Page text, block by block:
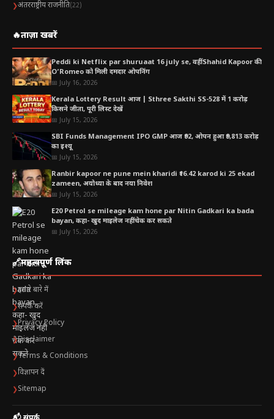
❯अंतरराष्ट्रीय राजनीति(22)
🔥ताज़ा खबरें
Peddi ki Netflix par shuruaat 16 july se, वहीं Shahid Kapoor की
O’Romeo को मिली दमदार ओपनिंग
📅 July 16, 2026
Kerala Lottery Result आज | Sthree Sakthi SS-528 में 1 करोड़
किसने जीता, पूरी लिस्ट देखें
📅 July 15, 2026
SBI Funds Management IPO GMP आज ₹92, ओपन हुआ ₹9,813 करोड़
का इश्यू
📅 July 15, 2026
Ranbir kapoor ne pune mein kharidi ₹16.42 karod ki 25 ekad
zameen, अयोध्या के बाद नया निवेश
📅 July 15, 2026
E20 Petrol se mileage kam hone par Nitin Gadkari ka bada
bayan, कहा- खुद माइलेज नहीं चेक कर सकते
📅 July 15, 2026
🔗महत्वपूर्ण लिंक
❯हमारे बारे में
❯संपर्क करें
❯Privacy Policy
❯Disclaimer
❯Terms & Conditions
❯विज्ञापन दें
❯Sitemap